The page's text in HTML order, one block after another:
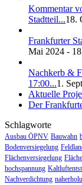
Kommentar
Stadtteil...18.
Frankfurter
Mai 2024 -
Nachkerb &
17:00...1.
Aktuelle
Der
Schlagworte
Ausbau ÖPNV Bauwahn
Bodenversiegelung
Flächenversiegelung
hochspannung
Nachverdichtung